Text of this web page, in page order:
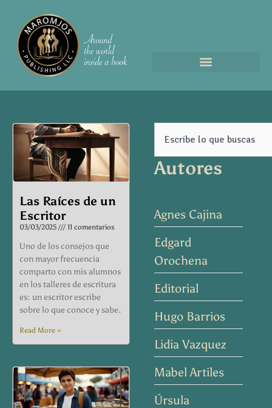
Las Raíces de un
Escritor
03/03/2025 11 comentarios
Uno de los consejos que
con mayor frecuencia
comparto con mis alumnos
en los talleres de escritura
es: un escritor escribe
sobre lo que conoce y sabe.
Read More »
PagePagePagePage Page
Autores
Agnes Cajina
Edgard
Orochena
Editorial
Hugo Barrios
Lidia Vazquez
Mabel Artiles
Úrsula